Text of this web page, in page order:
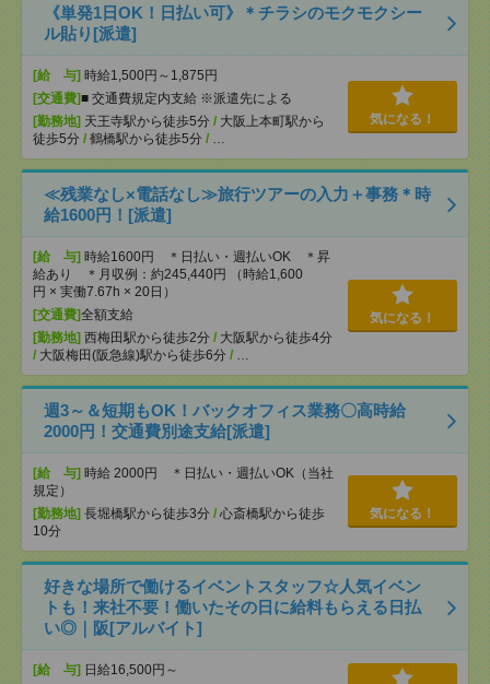
《単発1日OK！日払い可》＊チラシのモクモクシー
ル貼り[派遣]
[給 与] 時給1,500円～1,875円
[交通費]■ 交通費規定内支給 ※派遣先による
[勤務地] 天王寺駅から徒歩5分 / 大阪上本町駅から
徒歩5分 / 鶴橋駅から徒歩5分 / …
気になる！
≪残業なし×電話なし≫旅行ツアーの入力＋事務＊時
給1600円！[派遣]
[給 与] 時給1600円 ＊日払い・週払いOK ＊昇
給あり ＊月収例：約245,440円 （時給1,600
円 × 実働7.67h × 20日）
[交通費]全額支給
[勤務地] 西梅田駅から徒歩2分 / 大阪駅から徒歩4分
/ 大阪梅田(阪急線)駅から徒歩6分 / …
気になる！
週3～＆短期もOK！バックオフィス業務〇高時給
2000円！交通費別途支給[派遣]
[給 与] 時給 2000円 ＊日払い・週払いOK（当社
規定）
[勤務地] 長堀橋駅から徒歩3分 / 心斎橋駅から徒歩
10分
気になる！
好きな場所で働けるイベントスタッフ☆人気イベン
トも！来社不要！働いたその日に給料もらえる日払
い◎｜阪[アルバイト]
[給 与] 日給16,500円～